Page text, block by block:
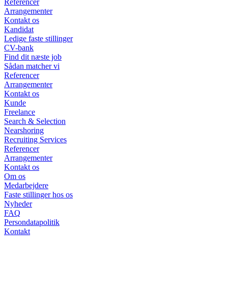
Referencer
Arrangementer
Kontakt os
Kandidat
Ledige faste stillinger
CV-bank
Find dit næste job
Sådan matcher vi
Referencer
Arrangementer
Kontakt os
Kunde
Freelance
Search & Selection
Nearshoring
Recruiting Services
Referencer
Arrangementer
Kontakt os
Om os
Medarbejdere
Faste stillinger hos os
Nyheder
FAQ
Persondatapolitik
Kontakt